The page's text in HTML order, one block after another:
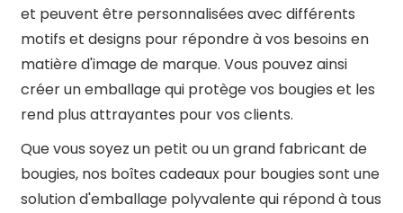
et peuvent être personnalisées avec différents
motifs et designs pour répondre à vos besoins en
matière d'image de marque. Vous pouvez ainsi
créer un emballage qui protège vos bougies et les
rend plus attrayantes pour vos clients.
Que vous soyez un petit ou un grand fabricant de
bougies, nos boîtes cadeaux pour bougies sont une
solution d'emballage polyvalente qui répond à tous